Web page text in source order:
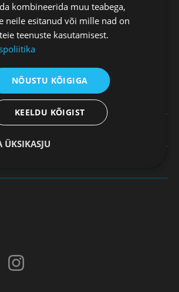
Tööstuskoda, Toom-Kooli 17,
0060
kombineerida muu teabega,
neile esitanud või mille nad on
teenuste kasutamisest.
NÕUSTU KÕIGIGA
KEELDU KÕIGIST
ÜKSIKASJU